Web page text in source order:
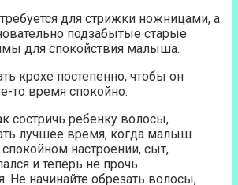
для стрижки ножницами, а
подзабытые старые
для спокойствия малыша.
крохе постепенно, чтобы он
то время спокойно.
состричь ребенку волосы,
лучшее время, когда малыш
настроении, сыт,
и теперь не прочь
Не начинайте обрезать волосы,